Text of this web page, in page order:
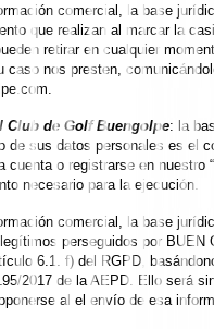
comercial, la base
que realizan al marcar la
retirar en cualquier
caso nos presten,
Club de Golf Buengolpe: la
de sus datos personales es el
cuenta o registrarse en nuestro
necesario para la ejecución.
comercial, la base
perseguidos por BUEN
6.1. f) del RGPD,
2017 de la AEPD. Ello será
al el envío de esa